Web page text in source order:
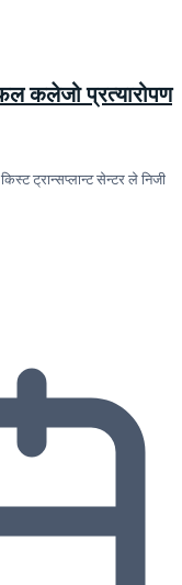
कलेजो प्रत्यारोपण
ट्रान्सप्लान्ट सेन्टर ले निजी